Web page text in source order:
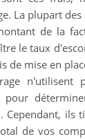
La plupart
de la
le taux
de mise en
n'utilisent
pour
Cependant, ils
de vos